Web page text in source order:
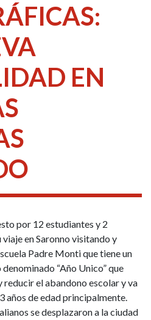
EN
por 12 estudiantes y 2
en Saronno visitando y
Padre Monti que tiene un
“Año Unico” que
el abandono escolar y va
años de edad principalmente.
se desplazaron a la ciudad